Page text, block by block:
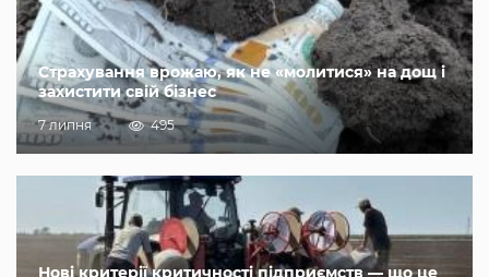
Страхування врожаю, як не «молитися» на дощ і
захистити свій бізнес
7 липня 495
Нові критерії критичності підприємств — що це